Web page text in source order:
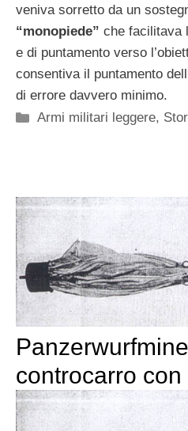
veniva sorretto da un
“monopiede” che facilitava
e di puntamento verso
consentiva il puntamento
di errore davvero minimo.
Categorie
Armi militari leggere,
controcarro con